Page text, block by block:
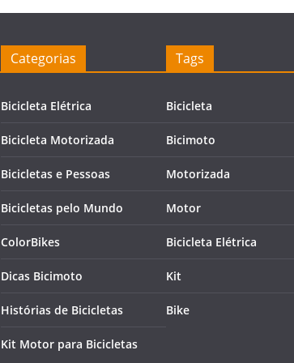
Categorias
Bicicleta Elétrica
Bicicleta Motorizada
Bicicletas e Pessoas
Bicicletas pelo Mundo
ColorBikes
Dicas Bicimoto
Histórias de Bicicletas
Kit Motor para Bicicletas
Tags
Bicicleta
Bicimoto
Motorizada
Motor
Bicicleta Elétrica
Kit
Bike